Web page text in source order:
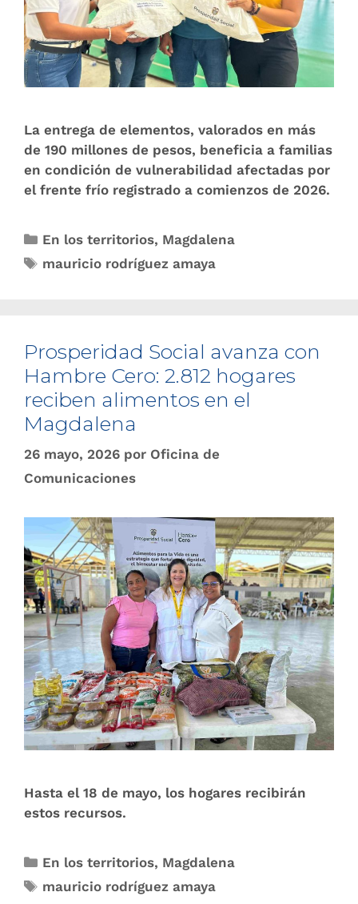
La entrega de elementos, valorados en más
de 190 millones de pesos, beneficia a familias
en condición de vulnerabilidad afectadas por
el frente frío registrado a comienzos de 2026.
En los territorios, Magdalena
mauricio rodríguez amaya
Prosperidad Social avanza con
Hambre Cero: 2.812 hogares
reciben alimentos en el
Magdalena
26 mayo, 2026 por Oficina de
Comunicaciones
Hasta el 18 de mayo, los hogares recibirán
estos recursos.
En los territorios, Magdalena
mauricio rodríguez amaya